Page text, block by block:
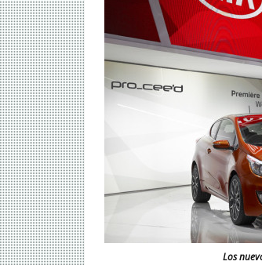
Los